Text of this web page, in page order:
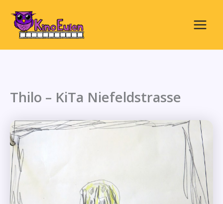
Inhalt
springen
Main
Menu
Thilo – KiTa Niefeldstrasse